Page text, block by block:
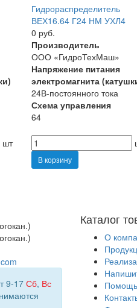
шт
Гидрораспределитель
ВЕХ16.64 Г24 НМ УХЛ4
0 руб.
Производитель
ООО «ГидроТехМаш»
Напряжение питания
электромагнита
24В-постоянного тока
Схема управления
64
В корзину
Каталог
О
Помощь
9-17 Сб, Вс